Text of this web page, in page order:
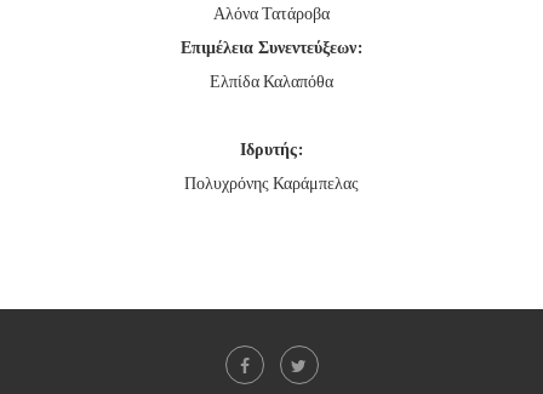
Αλόνα Τατάροβα
Επιμέλεια Συνεντεύξεων:
Ελπίδα Καλαπόθα
Ιδρυτής:
Πολυχρόνης Καράμπελας